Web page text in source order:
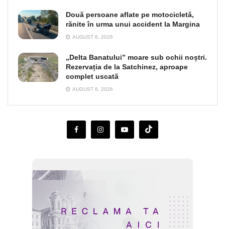
Două persoane aflate pe motocicletă,
rănite în urma unui accident la Margina
AUGUST 6, 2026
„Delta Banatului” moare sub ochii noștri.
Rezervația de la Satchinez, aproape
complet uscată
AUGUST 6, 2026